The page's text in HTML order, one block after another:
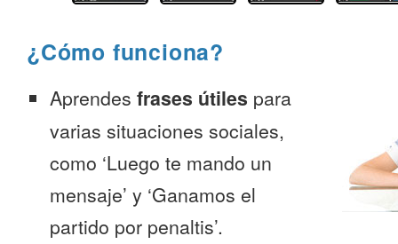
¿Cómo funciona?
Aprendes frases útiles para
varias situaciones sociales,
como ‘Luego te mando un
mensaje’ y ‘Ganamos el
partido por penaltis’.